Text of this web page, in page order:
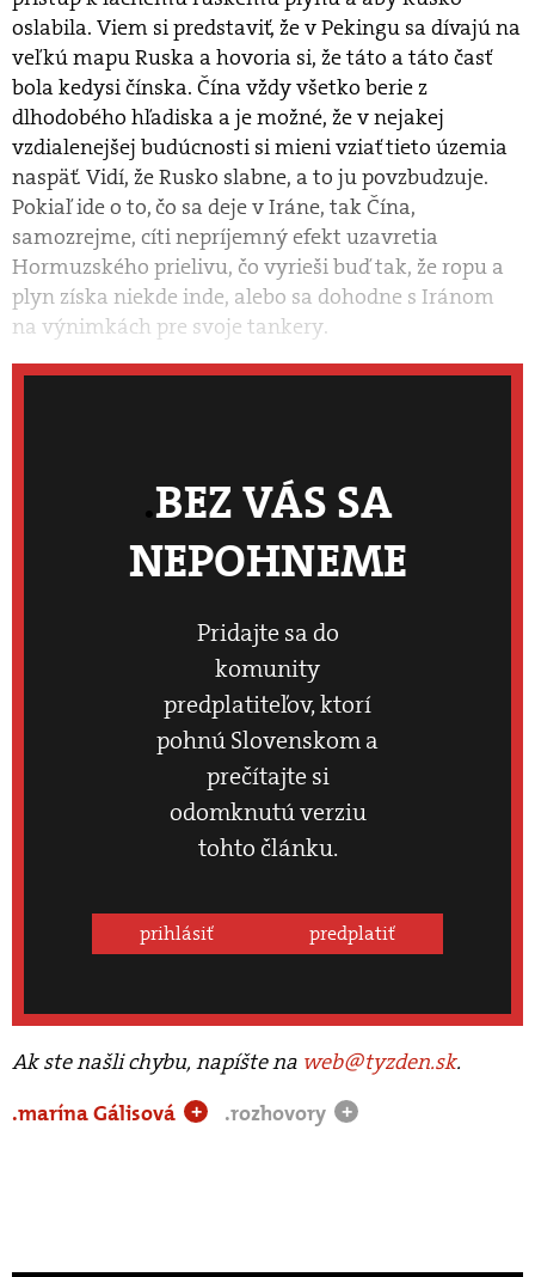
oslabila. Viem si predstaviť, že v Pekingu sa dívajú na
veľkú mapu Ruska a hovoria si, že táto a táto časť
bola kedysi čínska. Čína vždy všetko berie z
dlhodobého hľadiska a je možné, že v nejakej
vzdialenejšej budúcnosti si mieni vziať tieto územia
naspäť. Vidí, že Rusko slabne, a to ju povzbudzuje.
Pokiaľ ide o to, čo sa deje v Iráne, tak Čína,
samozrejme, cíti nepríjemný efekt uzavretia
Hormuzského prielivu, čo vyrieši buď tak, že ropu a
plyn získa niekde inde, alebo sa dohodne s Iránom
na výnimkách pre svoje tankery.
BEZ VÁS SA
NEPOHNEME
Pridajte sa do
komunity
predplatiteľov, ktorí
pohnú Slovenskom a
prečítajte si
odomknutú verziu
tohto článku.
prihlásiť predplatiť
Ak ste našli chybu, napíšte na web@tyzden.sk.
.marína Gálisová
+ .rozhovory +